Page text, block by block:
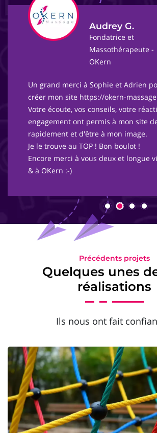
Audrey G.
Fondatrice et
Massothérapeute -
OKern
Un grand merci à Sophie et Adrien
créer mon site https://okern-
Votre écoute, vos conseils, votre
engagement ont permis à mon site
rapidement et d'être à mon image.
Je le trouve au TOP ! Bon boulot !
Encore merci à vous deux et longue
& à OKern :-)
Précédents projets
Quelques unes
réalisations
Ils nous ont fait